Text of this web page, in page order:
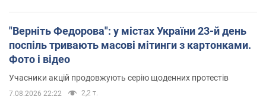
"Верніть Федорова": у містах України 23-й день
поспіль тривають масові мітинги з картонками.
Фото і відео
Учасники акцій продовжують серію щоденних протестів
7.08.2026 22:22 2,2 т.